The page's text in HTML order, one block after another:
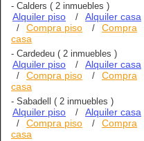
- Calders ( 2 inmuebles )
Alquiler piso / Alquiler casa
/ Compra piso /
Compra
casa
- Cardedeu ( 2 inmuebles )
Alquiler piso / Alquiler casa
/ Compra piso /
Compra
casa
- Sabadell ( 2 inmuebles )
Alquiler piso / Alquiler casa
/ Compra piso /
Compra
casa